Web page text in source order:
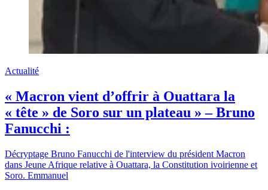
Actualité
« Macron vient d’offrir à Ouattara la
« tête » de Soro sur un plateau » – Bruno
Fanucchi :
Décryptage Bruno Fanucchi de l'interview du président Macron
dans Jeune Afrique relative à Ouattara, la Constitution ivoirienne et
Soro. Emmanuel